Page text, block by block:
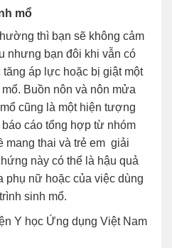
mổ
thì bạn sẽ không cảm
nhưng bạn đôi khi vẫn có
áp lực hoặc bị giật một
Buồn nôn và nôn mửa
cũng là một hiện tượng
cáo tổng hợp từ nhóm
mang thai và trẻ em giải
này có thể là hậu quả
phụ nữ hoặc của việc dùng
sinh mổ.
Y học Ứng dụng Việt Nam